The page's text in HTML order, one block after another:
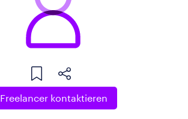
Freelancer kontaktieren